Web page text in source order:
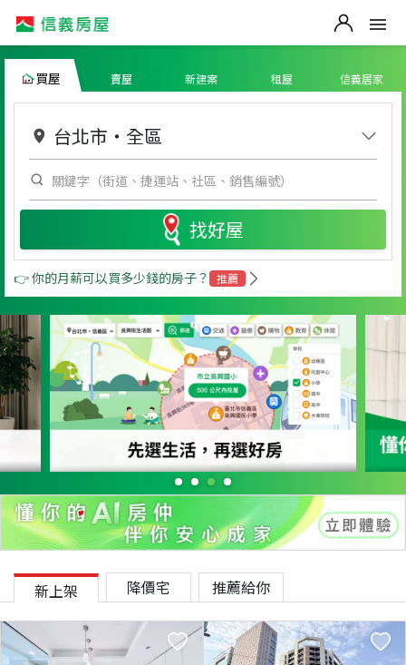
買屋 賣屋 新建案 租屋 信義居家
台北市 ・ 全區
找好屋
👉 你的月薪可以買多少錢的房子？ 推薦
新上架 降價宅 推薦給你